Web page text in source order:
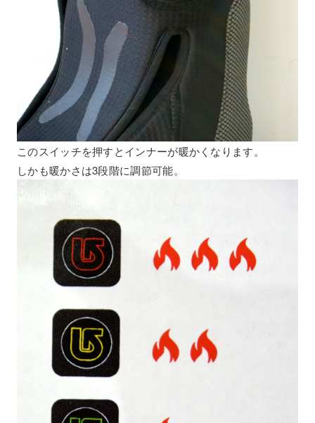
このスイッチを押すとインナーが暖かくなります。
しかも暖かさは3段階に調節可能。